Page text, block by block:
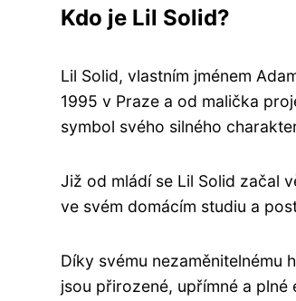
Kdo je Lil Solid?
Lil Solid, vlastním jménem
1995 v Praze a od malička
symbol svého silného
Již od mládí se Lil Solid začal
ve svém domácím studiu a
Díky svému nezaměnitelnému
jsou přirozené, upřímné a